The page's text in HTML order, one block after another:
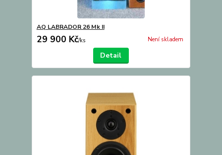
AQ LABRADOR 26 Mk II
29 900 Kč/ks Není skladem
Detail